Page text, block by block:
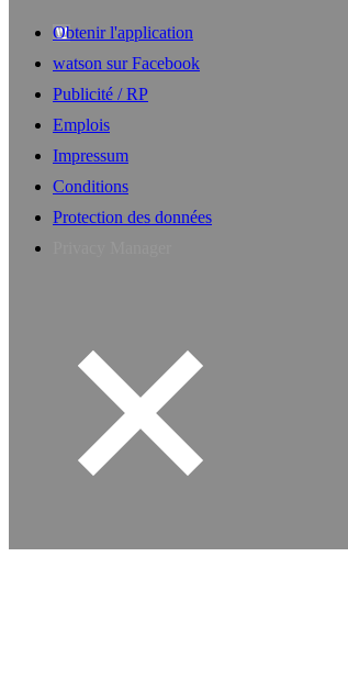
Obtenir l'application
watson sur Facebook
Publicité / RP
Emplois
Impressum
Conditions
Protection des données